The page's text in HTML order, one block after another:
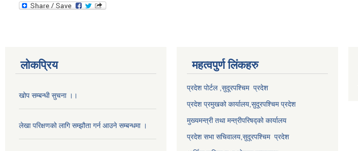
लोकप्रिय
खोप सम्बन्धी सुचना ।।
लेखा परिक्षणको लागि सम्झौता गर्न आउने सम्बन्धमा ।
महत्वपुर्ण लि‌ंकहरु
प्रदेश पोर्टल ,सुदूरपश्चिम प्रदेश
प्रदेश प्रमुखको कार्यालय, सुदूरपश्चिमप्रदेश
मुख्यमन्त्री तथा मन्त्रीपरिषद्को कार्यालय
प्रदेश सभा सचिवालय, सुदूरपश्चिम प्रदेश